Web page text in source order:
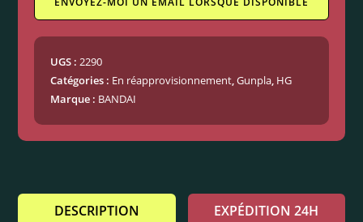
UGS :2290
Catégories : En réapprovisionnement,Gunpla, HG
Marque : BANDAI
DESCRIPTION EXPÉDITION 24H